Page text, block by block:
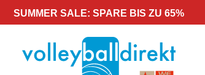
SUMMER SALE: SPARE BIS ZU 65%